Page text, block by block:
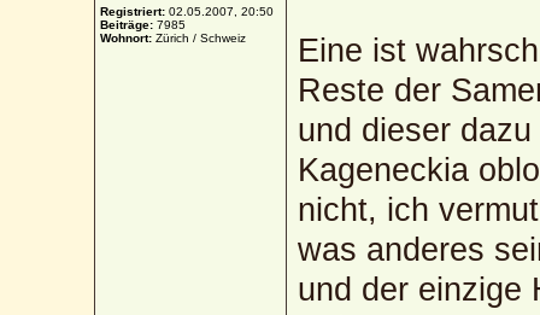
Registriert: 02.05.2007, 20:50
Beiträge: 7985
Wohnort: Zürich / Schweiz
Eine ist
Reste der
und dieser
Kageneckia
nicht, ich
was anderes
und der einzige